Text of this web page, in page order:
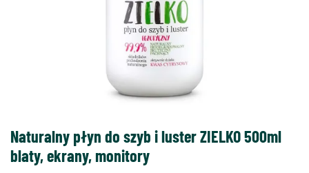
Naturalny płyn do szyb i luster ZIELKO 500ml
blaty, ekrany, monitory